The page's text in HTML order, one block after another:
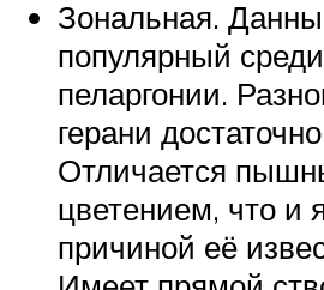
Зональная.
популярный
пеларгонии.
герани
Отличается
цветением, что и
причиной её